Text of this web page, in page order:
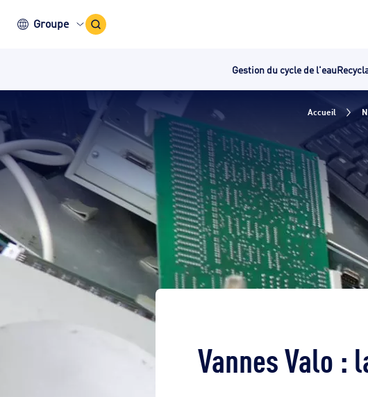
Groupe Icône
recherche
Gestion du cycle de l'eau
Accueil
Vannes Valo :